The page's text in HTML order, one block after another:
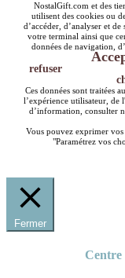
NostalGift.com et des
utilisent des cookies ou
d’accéder, d’analyser et
votre terminal ainsi que
données de navigation,
refuser
Ces données sont traitées
l’expérience utilisateur, de
d’information, consulter
Vous pouvez exprimer
"Paramétrez vos
Fermer
Centre